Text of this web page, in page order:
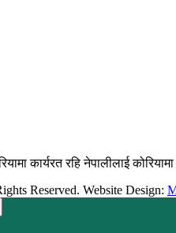
कार्यरत रहि नेपालीलाई
Reserved. Website Design: